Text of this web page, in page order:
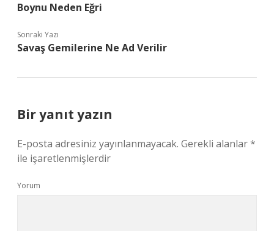
Boynu Neden Eğri
Sonraki Yazı
Savaş Gemilerine Ne Ad Verilir
Bir yanıt yazın
E-posta adresiniz yayınlanmayacak. Gerekli alanlar*
ile işaretlenmişlerdir
Yorum